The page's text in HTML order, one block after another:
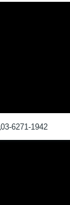
03-6271-1942